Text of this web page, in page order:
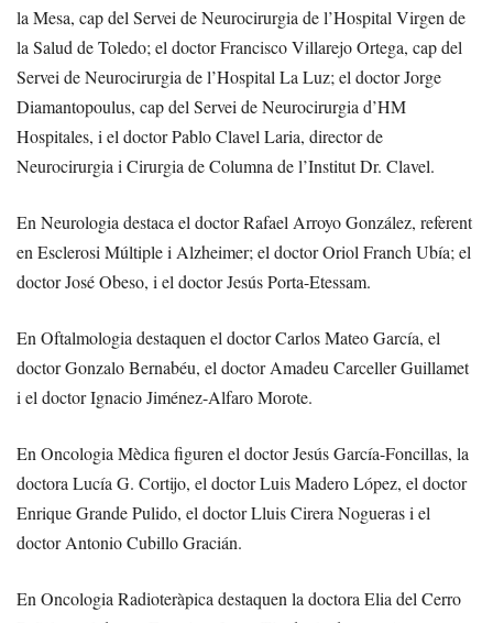
la Mesa, cap del Servei de Neurocirurgia de l’Hospital Virgen de
la Salud de Toledo; el doctor Francisco Villarejo Ortega, cap del
Servei de Neurocirurgia de l’Hospital La Luz; el doctor Jorge
Diamantopoulus, cap del Servei de Neurocirurgia d’HM
Hospitales, i el doctor Pablo Clavel Laria, director de
Neurocirurgia i Cirurgia de Columna de l’Institut Dr. Clavel.
En Neurologia destaca el doctor Rafael Arroyo González, referent
en Esclerosi Múltiple i Alzheimer; el doctor Oriol Franch Ubía; el
doctor José Obeso, i el doctor Jesús Porta-Etessam.
En Oftalmologia destaquen el doctor Carlos Mateo García, el
doctor Gonzalo Bernabéu, el doctor Amadeu Carceller Guillamet
i el doctor Ignacio Jiménez-Alfaro Morote.
En Oncologia Mèdica figuren el doctor Jesús García-Foncillas, la
doctora Lucía G. Cortijo, el doctor Luis Madero López, el doctor
Enrique Grande Pulido, el doctor Lluis Cirera Nogueras i el
doctor Antonio Cubillo Gracián.
En Oncologia Radioteràpica destaquen la doctora Elia del Cerro